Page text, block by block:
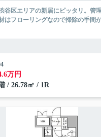
谷区エリアの新居にピッタリ。管
はフローリングなので掃除の手間
万円
/ 26.78㎡ / 1R